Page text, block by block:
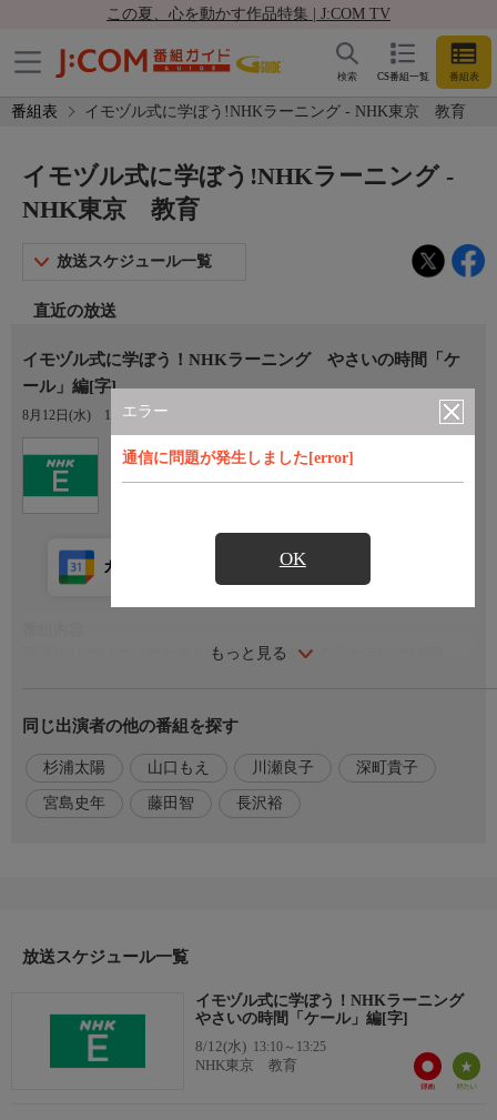
この夏、心を動かす作品特集 | J:COM TV
CS番組一覧 番組表
検索
番組表 イモヅル式に学ぼう!NHKラーニング - NHK東京 教育
エラー
通信に問題が発生しました[error]
OK
イモヅル式に学ぼう!NHKラーニング -
NHK東京 教育
放送スケジュール一覧
直近の放送
イモヅル式に学ぼう！NHKラーニング やさいの時間「ケ
ール」編[字]
8月12日(水) 13:10〜13:25
Ch.2
NHK東京 教育
もっと見る
カレンダー登録 アプリ視聴
野菜作りのノウハウや楽しみ方をご紹介する「やさいの時間」。
で1つの区画で栽培に挑戦！収穫を長く続けるコツもご紹介しま
す。つづいて、山口もえさんがプランターで挑戦するケールの栽
培。収穫を何度も楽しめるケールをコンパクトにプランターで栽
培します。春まで長く育てるポイントをご紹介します。
同じ出演者の他の番組を探す
杉浦太陽 山口もえ 川瀬良子 深町貴子
宮島史年 藤田智 長沢裕
放送スケジュール一覧
イモヅル式に学ぼう！NHKラーニング
やさいの時間「ケール」編[字]
8/12(水) 13:10～13:25
NHK東京 教育